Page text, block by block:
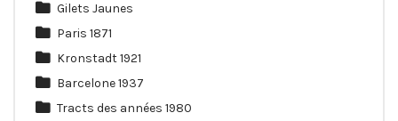
Gilets Jaunes
Paris 1871
Kronstadt 1921
Barcelone 1937
Tracts des années 1980